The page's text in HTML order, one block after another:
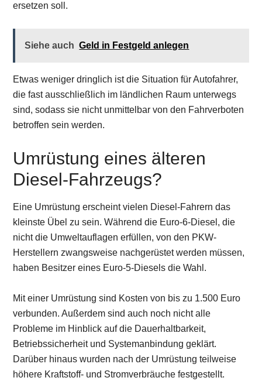
ersetzen soll.
Siehe auch Geld in Festgeld anlegen
Etwas weniger dringlich ist die Situation für Autofahrer,
die fast ausschließlich im ländlichen Raum unterwegs
sind, sodass sie nicht unmittelbar von den Fahrverboten
betroffen sein werden.
Umrüstung eines älteren
Diesel-Fahrzeugs?
Eine Umrüstung erscheint vielen Diesel-Fahrern das
kleinste Übel zu sein. Während die Euro-6-Diesel, die
nicht die Umweltauflagen erfüllen, von den PKW-
Herstellern zwangsweise nachgerüstet werden müssen,
haben Besitzer eines Euro-5-Diesels die Wahl.
Mit einer Umrüstung sind Kosten von bis zu 1.500 Euro
verbunden. Außerdem sind auch noch nicht alle
Probleme im Hinblick auf die Dauerhaltbarkeit,
Betriebssicherheit und Systemanbindung geklärt.
Darüber hinaus wurden nach der Umrüstung teilweise
höhere Kraftstoff- und Stromverbräuche festgestellt.